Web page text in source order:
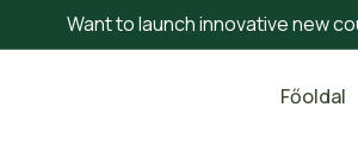
Want to launch innovative new
Főoldal